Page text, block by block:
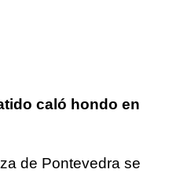
caló hondo en
de Pontevedra se